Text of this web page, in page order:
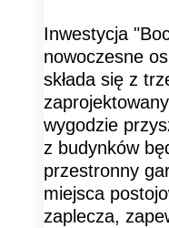
Inwestycja
nowoczesne
składa się z
wygodzie
z budynków
przestronny
miejsca
zaplecza,